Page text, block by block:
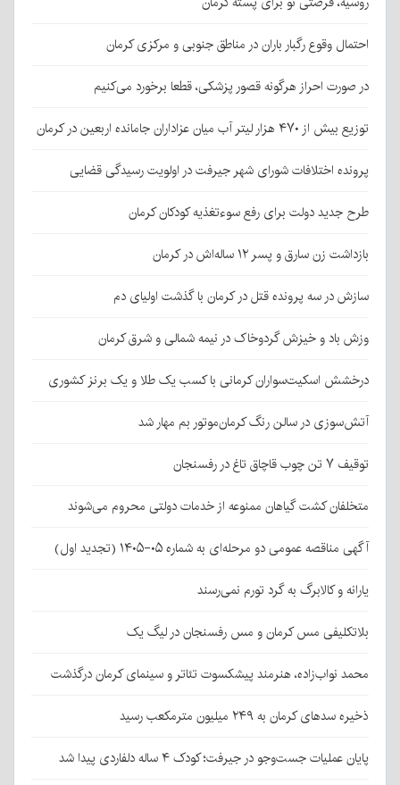
احتمال وقوع رگبار باران در مناطق جنوبی و مرکزی کرمان
در صورت احراز هرگونه قصور پزشکی، قطعا برخورد می‌کنیم
توزیع بیش از ۴۷۰ هزار لیتر آب میان عزاداران جامانده اربعین در کرمان
پرونده اختلافات شورای شهر جیرفت در اولویت رسیدگی قضایی
طرح جدید دولت برای رفع سوءتغذیه کودکان کرمان
بازداشت زن سارق و پسر ۱۲ ساله‌اش در کرمان
سازش در سه پرونده قتل در کرمان با گذشت اولیای دم
وزش باد و خیزش گردوخاک در نیمه شمالی و شرق کرمان
درخشش اسکیت‌سواران کرمانی با کسب یک طلا و یک برنز کشوری
آتش‌سوزی در سالن رنگ کرمان‌موتور بم مهار شد
توقیف ۷ تن چوب قاچاق تاغ در رفسنجان
متخلفان کشت گیاهان ممنوعه از خدمات دولتی محروم می‌شوند
آگهی مناقصه عمومی دو مرحله‌ای به شماره ۰۵-۱۴۰۵ (تجدید اول)
یارانه و کالابرگ به گرد تورم نمی‌رسند
بلاتکلیفی مس کرمان و مس رفسنجان در لیگ یک
محمد نواب‌زاده، هنرمند پیشکسوت تئاتر و سینمای کرمان درگذشت
ذخیره سدهای کرمان به ۲۴۹ میلیون مترمکعب رسید
پایان عملیات جست‌وجو در جیرفت؛ کودک ۴ ساله دلفاردی پیدا شد